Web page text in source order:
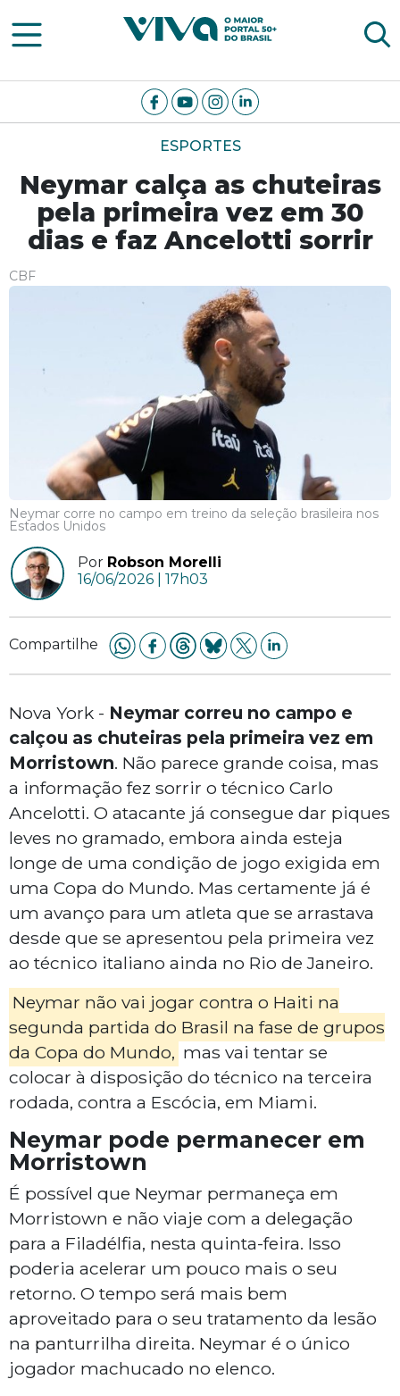
Viva Notícias
ESPORTES
Neymar calça as chuteiras
pela primeira vez em 30
dias e faz Ancelotti sorrir
CBF
Neymar corre no campo em treino da seleção brasileira nos
Estados Unidos
Por Robson Morelli
16/06/2026 | 17h03
Compartilhe
Nova York - Neymar correu no campo e
calçou as chuteiras pela primeira vez em
Morristown. Não parece grande coisa, mas
a informação fez sorrir o técnico Carlo
Ancelotti. O atacante já consegue dar piques
leves no gramado, embora ainda esteja
longe de uma condição de jogo exigida em
uma Copa do Mundo. Mas certamente já é
um avanço para um atleta que se arrastava
desde que se apresentou pela primeira vez
ao técnico italiano ainda no Rio de Janeiro.
Neymar não vai jogar contra o Haiti na
segunda partida do Brasil na fase de grupos
da Copa do Mundo, mas vai tentar se
colocar à disposição do técnico na terceira
rodada, contra a Escócia, em Miami.
Neymar pode permanecer em
Morristown
É possível que Neymar permaneça em
Morristown e não viaje com a delegação
para a Filadélfia, nesta quinta-feira. Isso
poderia acelerar um pouco mais o seu
retorno. O tempo será mais bem
aproveitado para o seu tratamento da lesão
na panturrilha direita. Neymar é o único
jogador machucado no elenco.